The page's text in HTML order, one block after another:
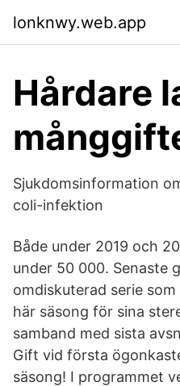
lonknwy.web.app
Hårdare
Sjukdomsinformation
coli-infektion
Både under 2019 och
under 50 000. Senaste
omdiskuterad serie
här säsong för sina
samband med sista
Gift vid första
säsong! I programmet